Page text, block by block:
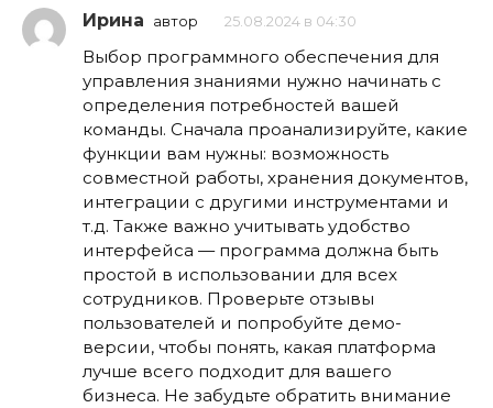
Ирина автор 25.08.2024 в 04:30
Выбор программного обеспечения для
управления знаниями нужно начинать с
определения потребностей вашей
команды. Сначала проанализируйте, какие
функции вам нужны: возможность
совместной работы, хранения документов,
интеграции с другими инструментами и
т.д. Также важно учитывать удобство
интерфейса — программа должна быть
простой в использовании для всех
сотрудников. Проверьте отзывы
пользователей и попробуйте демо-
версии, чтобы понять, какая платформа
лучше всего подходит для вашего
бизнеса. Не забудьте обратить внимание